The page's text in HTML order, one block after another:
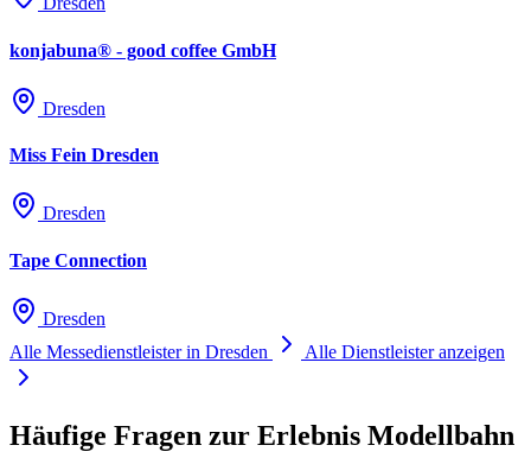
Parkplätze
Rund um das Messegelände stehen ca. 1.200 PKW-Stellplätze auf
Höhe des Gebäudes "Am Messering 4".
Fahrzeughalter mit Behindertenausweis können zudem den
Besucherparkplatz P7 kostenlos befahren.
Ladestationen für Elektroautos
Die MESSE DRESDEN bietet eine Ladesäule (mit zwei
konjabuna® - good coffee GmbH
Dresden
Miss Fein Dresden
Dresden
Tape Connection
Dresden
Alle Messedienstleister in Dresden
Alle Dienstleister anzeigen
Häufige Fragen zur Erlebnis Modellbahn